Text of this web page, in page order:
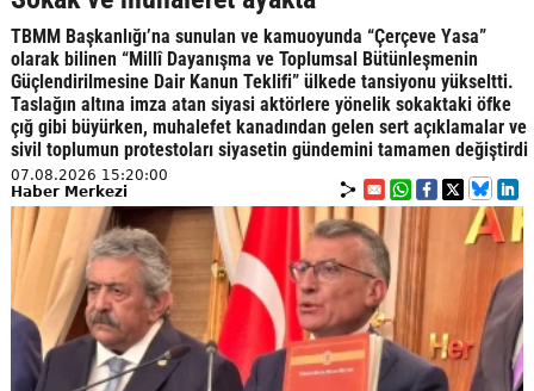
TBMM Başkanlığı’na sunulan ve kamuoyunda “Çerçeve Yasa”
olarak bilinen “Millî Dayanışma ve Toplumsal Bütünleşmenin
Güçlendirilmesine Dair Kanun Teklifi” ülkede tansiyonu yükseltti.
Taslağın altına imza atan siyasi aktörlere yönelik sokaktaki öfke
çığ gibi büyürken, muhalefet kanadından gelen sert açıklamalar ve
sivil toplumun protestoları siyasetin gündemini tamamen değiştirdi
07.08.2026 15:20:00
Haber Merkezi